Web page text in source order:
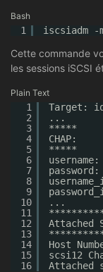
Bash
1 iscsiadm -
Cette commande
les sessions iSCSI
Plain Text
1
2
3
4
5
6
7
8
9
10
11
12
13
14
15
16
Target:
...
*****
CHAP:
*****
...
Attached
Host
scsi12
Attached